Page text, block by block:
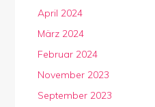
April 2024
März 2024
Februar 2024
November 2023
September 2023